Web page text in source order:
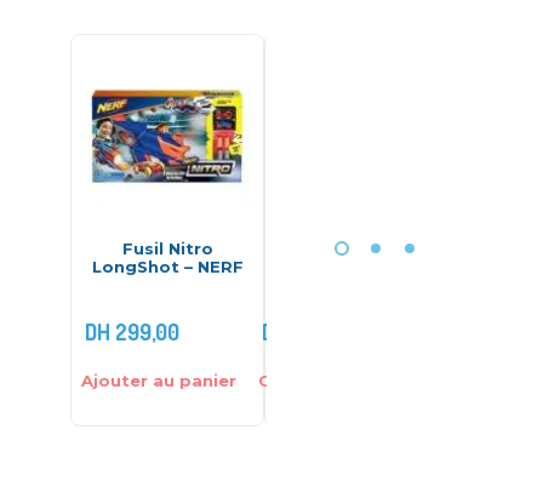
Fusil Nitro
LongShot – NERF
DH 299,00
Ajouter au panier
Quad électrique
DH
Choix des options